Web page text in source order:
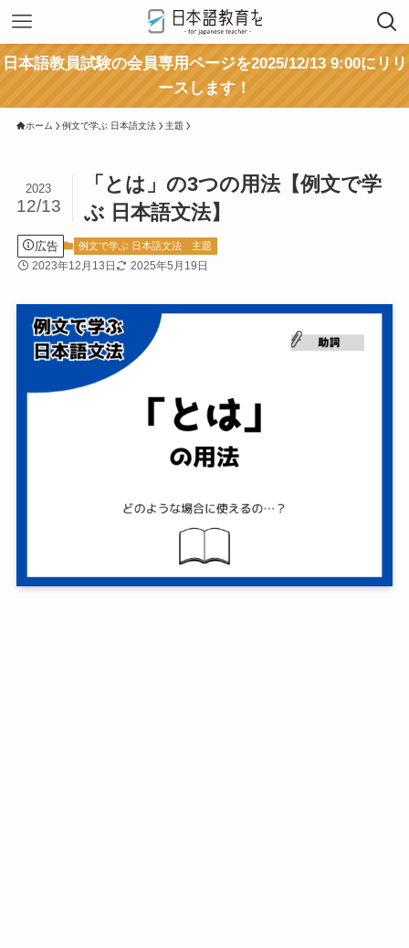
日本語教員試験の会員専用ページを2025/12/13 9:00にリリ
ースします！
ホーム 例文で学ぶ 日本語文法 主題
「とは」の3つの用法【例文で学
ぶ 日本語文法】
2023
12/13
広告 例文で学ぶ 日本語文法 主題
2023年12月13日 2025年5月19日